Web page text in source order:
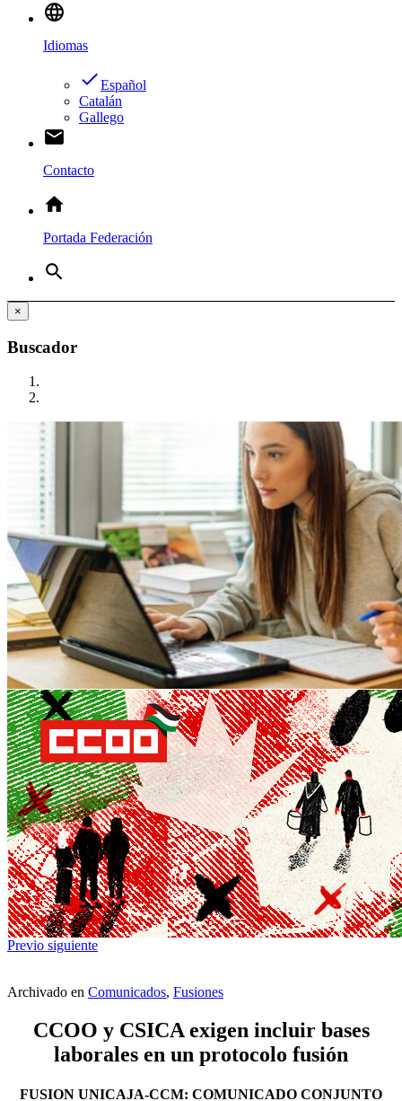
language
Idiomas
doneEspañol
Catalán
Gallego
email
Contacto
home
Portada Federación
search
×
Buscador
Previo siguiente
Archivado en Comunicados, Fusiones
CCOO y CSICA exigen incluir bases
laborales en un protocolo fusión
FUSION UNICAJA-CCM: COMUNICADO CONJUNTO